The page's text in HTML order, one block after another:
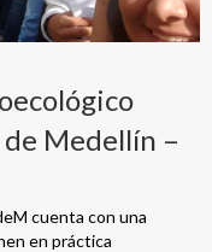
Medellín –
cuenta con una
en práctica